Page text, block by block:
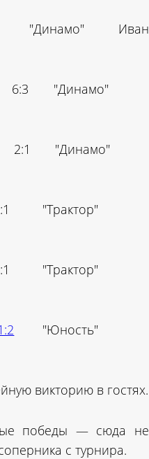
"Динамо" Иван
6:3 "Динамо"
Мн 2:1 "Динамо"
3:1 "Трактор"
2:1 "Трактор"
"Юность"
викторию в гостях.
победы — сюда не
с турнира.